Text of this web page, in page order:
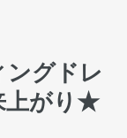
ングドレ
上がり★